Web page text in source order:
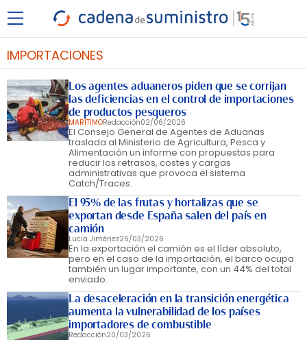
IMPORTACIONES
Los agentes aduaneros piden que se corrijan
las deficiencias en el control de importaciones
de productos pesqueros
MARÍTIMORedacción02/06/2026
El Consejo General de Agentes de Aduanas
traslada al Ministerio de Agricultura, Pesca y
Alimentación un informe con propuestas para
reducir los retrasos, costes y cargas
administrativas que provoca el sistema
Catch/Traces.
El 95% de las frutas y hortalizas que se
exportan desde España salen del país en
camión
Lucía Jiménez26/03/2026
En la exportación el camión es el líder absoluto,
pero en el caso de la importación, el barco ocupa
también un lugar importante, con un 44% del total
enviado.
La desaceleración en la transición energética
aumenta la vulnerabilidad de los países
importadores de combustible
Redacción20/03/2026